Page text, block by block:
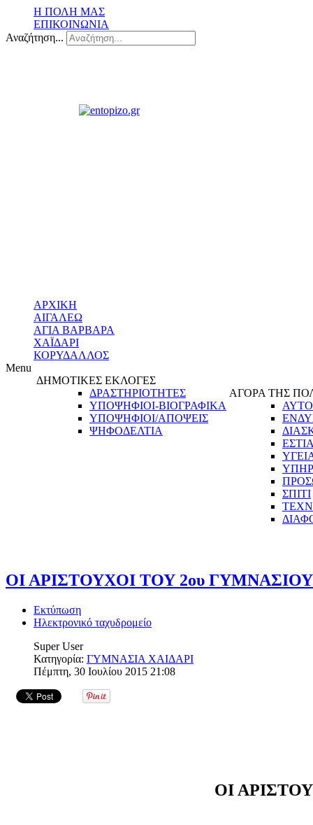
Η ΠΟΛΗ ΜΑΣ
ΕΠΙΚΟΙΝΩΝΙΑ
Αναζήτηση...
ΑΡΧΙΚΗ
ΑΙΓΑΛΕΩ
ΑΓΙΑ ΒΑΡΒΑΡΑ
ΧΑΪΔΑΡΙ
ΚΟΡΥΔΑΛΛΟΣ
Menu
ΔΗΜΟΤΙΚΕΣ ΕΚΛΟΓΕΣ
ΔΡΑΣΤΗΡΙΟΤΗΤΕΣ
ΥΠΟΨΗΦΙΟΙ-ΒΙΟΓΡΑΦΙΚΑ
ΥΠΟΨΗΦΙΟΙ/ΑΠΟΨΕΙΣ
ΨΗΦΟΔΕΛΤΙΑ
ΑΓΟΡΑ ΤΗΣ
ΣΠΙΤΙ
ΟΙ ΑΡΙΣΤΟΥΧΟΙ ΤΟΥ 2ου
Εκτύπωση
Ηλεκτρονικό ταχυδρομείο
Super User
Κατηγορία: ΓΥΜΝΑΣΙΑ ΧΑΙΔΑΡΙ
Πέμπτη, 30 Ιουλίου 2015 21:08
ΟΙ